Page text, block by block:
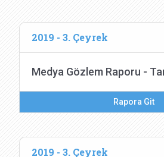
2019 - 3. Çeyrek
Medya Gözlem Raporu -
Rapora Git
2019 - 3. Çeyrek